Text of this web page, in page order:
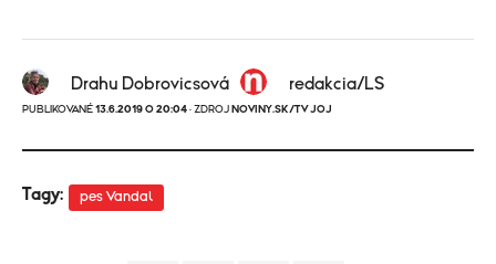
Drahu Dobrovicsová redakcia/LS
PUBLIKOVANÉ 13.6.2019 O 20:04 · ZDROJ NOVINY.SK/TV JOJ
Tagy: pes Vandal